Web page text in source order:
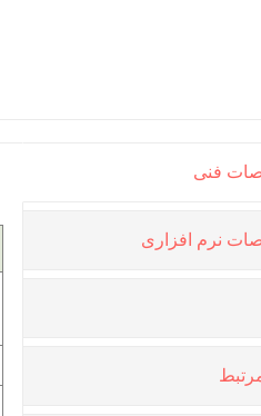
فنی
نرم افزاری